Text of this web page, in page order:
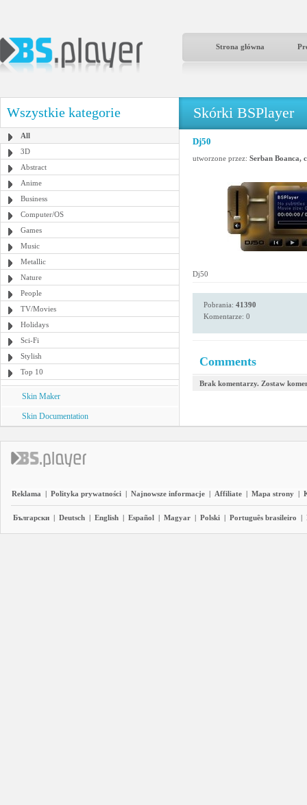
Strona główna
Wszystkie kategorie
All
3D
Abstract
Anime
Business
Computer/OS
Games
Music
Metallic
Nature
People
TV/Movies
Holidays
Sci-Fi
Stylish
Top 10
Skin Maker
Skin Documentation
Skórki BSPlayer
Dj50
utworzone przez: Serban Boanca,
Dj50
Pobrania: 41390
Komentarze: 0
Comments
Brak komentarzy. Zostaw
Reklama | Polityka prywatności | Najnowsze informacje | Affiliate | Mapa strony |
Български | Deutsch | English | Español | Magyar | Polski | Português brasileiro |